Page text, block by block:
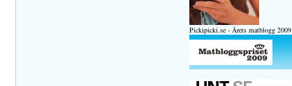
Pickipicki.se - Årets matblogg 2009